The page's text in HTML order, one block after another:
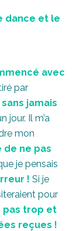
dance et le
avec
par
sans jamais
jour. Il m’a
mon
de ne pas
je pensais
! Si je
pour
pas trop et
reçues !